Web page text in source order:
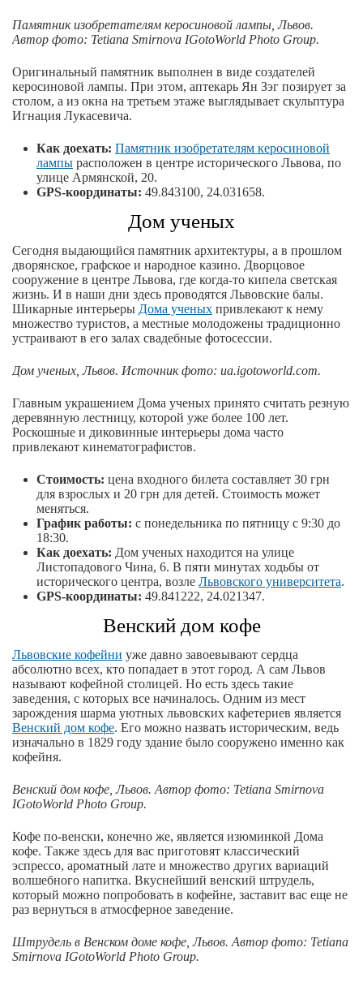
Памятник изобретателям керосиновой лампы, Львов.
Автор фото: Tetiana Smirnova IGotoWorld Photo Group.
Оригинальный памятник выполнен в виде создателей
керосиновой лампы. При этом, аптекарь Ян Зэг позирует за
столом, а из окна на третьем этаже выглядывает скульптура
Игнация Лукасевича.
Как доехать: Памятник изобретателям керосиновой
лампы расположен в центре исторического Львова, по
улице Армянской, 20.
GPS-координаты: 49.843100, 24.031658.
Дом ученых
Сегодня выдающийся памятник архитектуры, а в прошлом
дворянское, графское и народное казино. Дворцовое
сооружение в центре Львова, где когда-то кипела светская
жизнь. И в наши дни здесь проводятся Львовские балы.
Шикарные интерьеры Дома ученых привлекают к нему
множество туристов, а местные молодожены традиционно
устраивают в его залах свадебные фотосессии.
Дом ученых, Львов. Источник фото: ua.igotoworld.com.
Главным украшением Дома ученых принято считать резную
деревянную лестницу, которой уже более 100 лет.
Роскошные и диковинные интерьеры дома часто
привлекают кинематографистов.
Стоимость: цена входного билета составляет 30 грн
для взрослых и 20 грн для детей. Стоимость может
меняться.
График работы: с понедельника по пятницу с 9:30 до
18:30.
Как доехать: Дом ученых находится на улице
Листопадового Чина, 6. В пяти минутах ходьбы от
исторического центра, возле Львовского университета.
GPS-координаты: 49.841222, 24.021347.
Венский дом кофе
Львовские кофейни уже давно завоевывают сердца
абсолютно всех, кто попадает в этот город. А сам Львов
называют кофейной столицей. Но есть здесь такие
заведения, с которых все начиналось. Одним из мест
зарождения шарма уютных львовских кафетериев является
Венский дом кофе. Его можно назвать историческим, ведь
изначально в 1829 году здание было сооружено именно как
кофейня.
Венский дом кофе, Львов. Автор фото: Tetiana Smirnova
IGotoWorld Photo Group.
Кофе по-венски, конечно же, является изюминкой Дома
кофе. Также здесь для вас приготовят классический
эспрессо, ароматный лате и множество других вариаций
волшебного напитка. Вкуснейший венский штрудель,
который можно попробовать в кофейне, заставит вас еще не
раз вернуться в атмосферное заведение.
Штрудель в Венском доме кофе, Львов. Автор фото: Tetiana
Smirnova IGotoWorld Photo Group.